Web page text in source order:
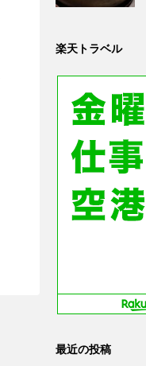
楽天トラベル
最近の投稿